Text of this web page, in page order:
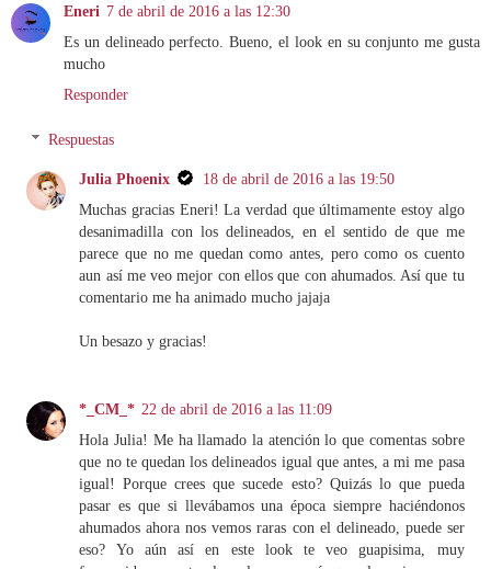
Eneri 7 de abril de 2016 a las 12:30
Es un delineado perfecto. Bueno, el look en su conjunto me gusta
mucho
Responder
Respuestas
Julia Phoenix
18 de abril de 2016 a las 19:50
Muchas gracias Eneri! La verdad que últimamente estoy algo
desanimadilla con los delineados, en el sentido de que me
parece que no me quedan como antes, pero como os cuento
aun así me veo mejor con ellos que con ahumados. Así que tu
comentario me ha animado mucho jajaja
Un besazo y gracias!
*_CM_* 22 de abril de 2016 a las 11:09
Hola Julia! Me ha llamado la atención lo que comentas sobre
que no te quedan los delineados igual que antes, a mi me pasa
igual! Porque crees que sucede esto? Quizás lo que pueda
pasar es que si llevábamos una época siempre haciéndonos
ahumados ahora nos vemos raras con el delineado, puede ser
eso? Yo aún así en este look te veo guapisima, muy